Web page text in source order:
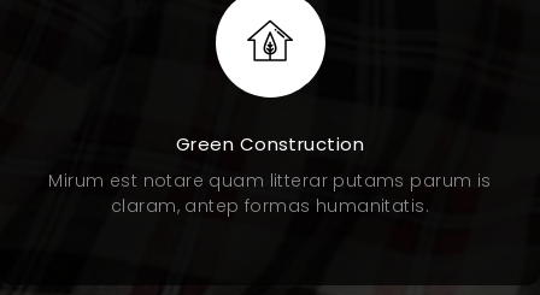
Green Construction
Mirum est notare quam litterar putams parum is
claram, antep formas humanitatis.